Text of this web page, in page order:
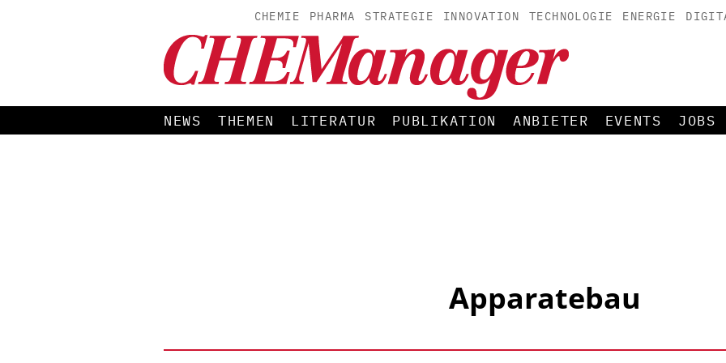
CHEMIE PHARMA STRATEGIE INNOVATION TECHNOLOGIE ENERGIE
NEWS THEMEN LITERATUR PUBLIKATION ANBIETER EVENTS JOBS
Apparatebau